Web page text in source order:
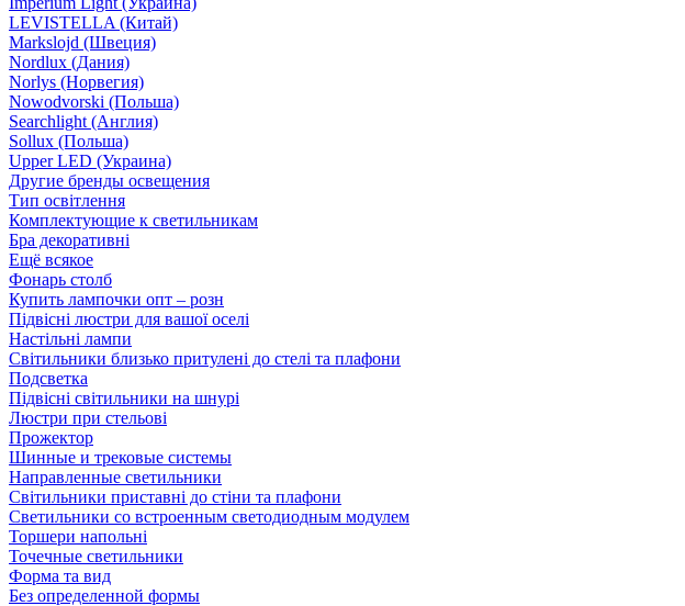
LEVISTELLA (Китай)
Markslojd (Швеция)
Nordlux (Дания)
Norlys (Норвегия)
Nowodvorski (Польша)
Searchlight (Англия)
Sollux (Польша)
Upper LED (Украина)
Другие бренды освещения
Тип освітлення
Комплектующие к светильникам
Бра декоративні
Ещё всякое
Фонарь столб
Купить лампочки опт – розн
Підвісні люстри для вашої оселі
Настільні лампи
Світильники близько притулені до стелі та плафони
Подсветка
Підвісні світильники на шнурі
Люстри при стельові
Прожектор
Шинные и трековые системы
Направленные светильники
Світильники приставні до стіни та плафони
Светильники со встроенным светодиодным модулем
Торшери напольні
Точечные светильники
Форма та вид
Без определенной формы